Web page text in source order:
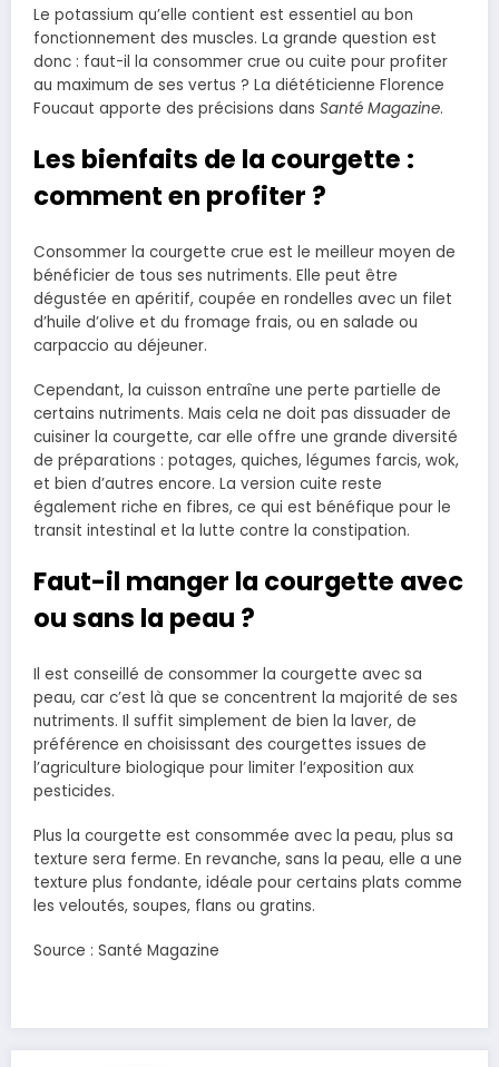
Le potassium qu’elle contient est essentiel au bon
fonctionnement des muscles. La grande question est
donc : faut-il la consommer crue ou cuite pour profiter
au maximum de ses vertus ? La diététicienne Florence
Foucaut apporte des précisions dans Santé Magazine.
Les bienfaits de la courgette :
comment en profiter ?
Consommer la courgette crue est le meilleur moyen de
bénéficier de tous ses nutriments. Elle peut être
dégustée en apéritif, coupée en rondelles avec un filet
d’huile d’olive et du fromage frais, ou en salade ou
carpaccio au déjeuner.
Cependant, la cuisson entraîne une perte partielle de
certains nutriments. Mais cela ne doit pas dissuader de
cuisiner la courgette, car elle offre une grande diversité
de préparations : potages, quiches, légumes farcis, wok,
et bien d’autres encore. La version cuite reste
également riche en fibres, ce qui est bénéfique pour le
transit intestinal et la lutte contre la constipation.
Faut-il manger la courgette avec
ou sans la peau ?
Il est conseillé de consommer la courgette avec sa
peau, car c’est là que se concentrent la majorité de ses
nutriments. Il suffit simplement de bien la laver, de
préférence en choisissant des courgettes issues de
l’agriculture biologique pour limiter l’exposition aux
pesticides.
Plus la courgette est consommée avec la peau, plus sa
texture sera ferme. En revanche, sans la peau, elle a une
texture plus fondante, idéale pour certains plats comme
les veloutés, soupes, flans ou gratins.
Source : Santé Magazine